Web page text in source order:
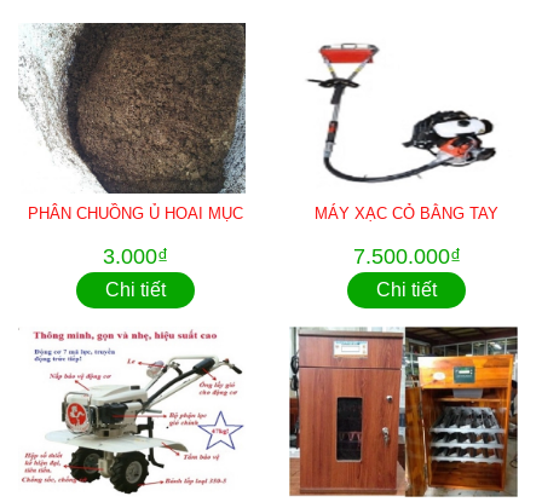
PHÂN CHUỒNG Ủ HOAI MỤC
3.000₫
Chi tiết
MÁY XẠC CỎ BẰNG TAY
7.500.000₫
Chi tiết